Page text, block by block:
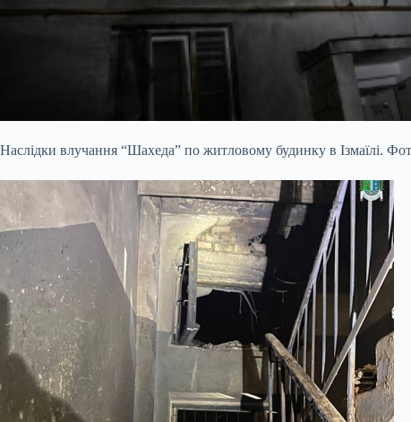
Наслідки влучання “Шахеда” по житловому будинку в Ізмаїлі.